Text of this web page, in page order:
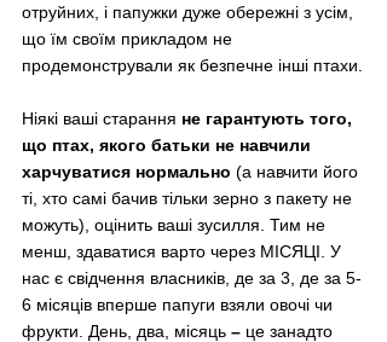
отруйних, і папужки дуже обережні з усім,
що їм своїм прикладом не
продемонстрували як безпечне інші птахи.
Ніякі ваші старання не гарантують того,
що птах, якого батьки не навчили
харчуватися нормально (а навчити його
ті, хто самі бачив тільки зерно з пакету не
можуть), оцінить ваші зусилля. Тим не
менш, здаватися варто через МІСЯЦІ. У
нас є свідчення власників, де за 3, де за 5-
6 місяців вперше папуги взяли овочі чи
фрукти. День, два, місяць – це занадто